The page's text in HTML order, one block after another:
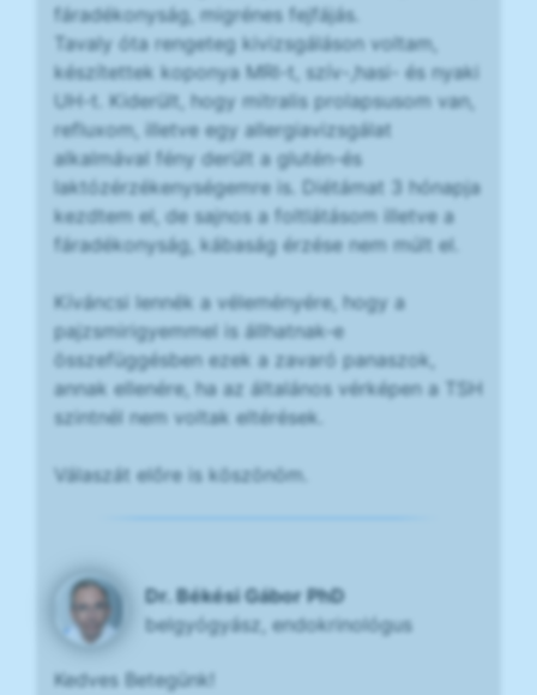
fáradékonyság, migrénes fejfájás.
Tavaly óta rengeteg kivizsgáláson voltam,
készítettek koponya MRI-t, szív-,hasi- és nyaki
UH-t. Kiderült, hogy mitralis prolapsusom van,
refluxom, illetve egy allergiavizsgálat
alkalmával fény derült a glutén-és
laktózérzékenységemre is. Diétámat 3 hónapja
kezdtem el, de sajnos a foltlátásom illetve a
fáradékonyság, kábaság érzése nem múlt el.
Kíváncsi lennék a véleményére, hogy a
pajzsmirigyemmel is állhatnak-e
összefüggésben ezek a zavaró panaszok,
annak ellenére, ha az általános vérképen a TSH
szintnél nem voltak eltérések.
Válaszát előre is köszönöm.
Dr. Békési Gábor PhD
belgyógyász, endokrinológus
Kedves Betegünk!